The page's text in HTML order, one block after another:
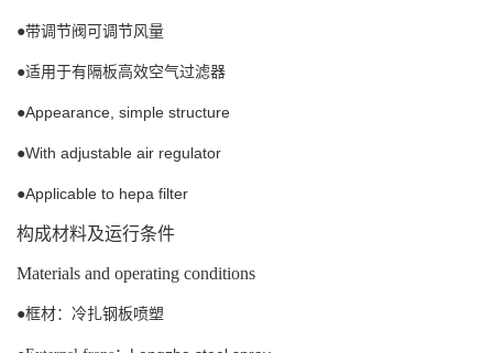
●带调节阀可调节风量
●适用于有隔板高效空气过滤器
●Appearance, simple structure
●With adjustable air regulator
●Applicable to hepa filter
构成材料及运行条件
Materials and operating conditions
●框材：冷扎钢板喷塑